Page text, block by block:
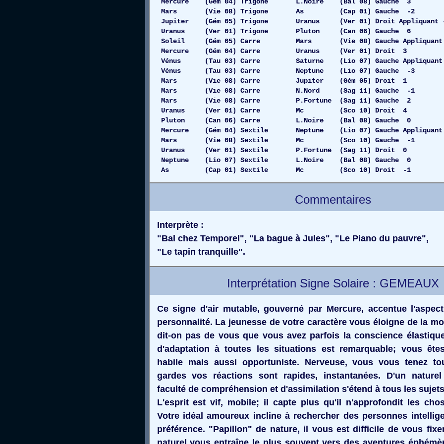
Mars (Vie 08) Trigone As (Cap 01) Gauche -2
Jupiter (Gém 05) Trigone Uranus (Ver 01) Droit Appliquant
Uranus (Ver 01) Trigone Pluton (Can 06) Gauche 6
Soleil (Gém 05) Carre Mars (Vie 08) Gauche Appliquant
Mercure (Gém 04) Carre Uranus (Ver 01) Droit 3
Vénus (Tau 03) Carre Saturne (Lio 07) Gauche Appliquant
Vénus (Tau 03) Carre Neptune (Lio 07) Gauche -3
Mars (Vie 08) Carre Jupiter (Gém 05) Droit 1
Mars (Vie 08) Carre N.Nord (Sag 11) Gauche -1
Mars (Vie 08) Carre P.Fortune (Sag 11) Gauche 2
Uranus (Ver 01) Carre Mc (Sco 10) Droit 4
Pluton (Can 06) Carre L.Noire (Bal 08) Gauche 0
Mercure (Gém 04) Sextile Neptune (Lio 07) Gauche Appliquant
Mars (Vie 08) Sextile Mc (Sco 10) Gauche -1
Uranus (Ver 01) Sextile P.Fortune (Sag 11) Droit 0
Neptune (Lio 07) Sextile L.Noire (Bal 08) Gauche 0
As (Cap 01) Sextile Mc (Sco 10) Droit -1
Commentaires
Interprète :
"Bal chez Temporel", "La bague à Jules", "Le Piano du pauvre",
"Le tapin tranquille".
Interprétation Signe Solaire : GEMEAUX
Ce signe d'air mutable, gouverné par Mercure, accentue
personnalité. La jeunesse de votre caractère vous éloigne de la
dit-on pas de vous que vous avez parfois la conscience
d'adaptation à toutes les situations est remarquable; vous
habile mais aussi opportuniste. Nerveuse, vous vous tenez
gardes vos réactions sont rapides, instantanées. D'un
faculté de compréhension et d'assimilation s'étend à tous les
L'esprit est vif, mobile; il capte plus qu'il n'approfondit les
Votre idéal amoureux incline à rechercher des personnes
préférence. "Papillon" de nature, il vous est difficile de vous